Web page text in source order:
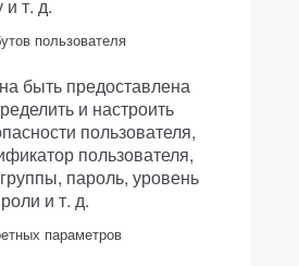
т. д.
пользователя
быть предоставлена
и настроить
пользователя,
пользователя,
пароль, уровень
и т. д.
параметров